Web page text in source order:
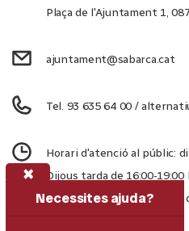
×
Necessites ajuda?
Plaça de l'Ajuntament 1,
ajuntament@sabarca.cat
Tel. 93 635 64 00 /
Horari d'atenció al públic:
Dijous tarda de 16:00-19:00
Dijous tarda d'estiu tancat